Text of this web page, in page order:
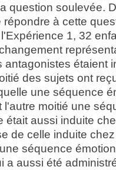
question soulevée.
à cette
1, 32
antagonistes étaient
des sujets ont
une séquence
l'autre moitié une
était aussi induite
de celle induite
séquence
a aussi été